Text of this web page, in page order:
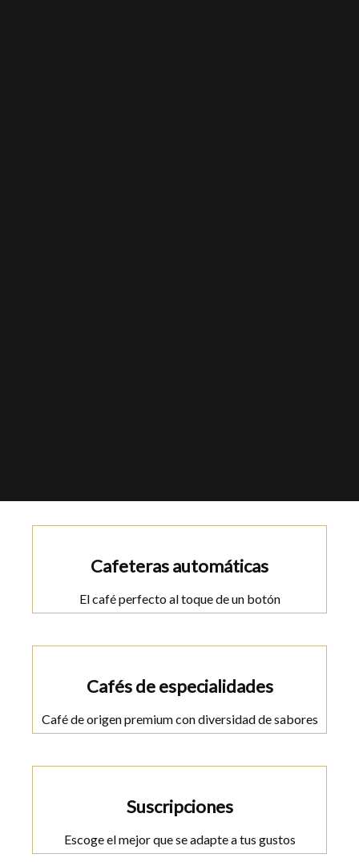
Cafeteras automáticas
El café perfecto al toque de un botón
Cafés de especialidades
Café de origen premium con diversidad de sabores
Suscripciones
Escoge el mejor que se adapte a tus gustos